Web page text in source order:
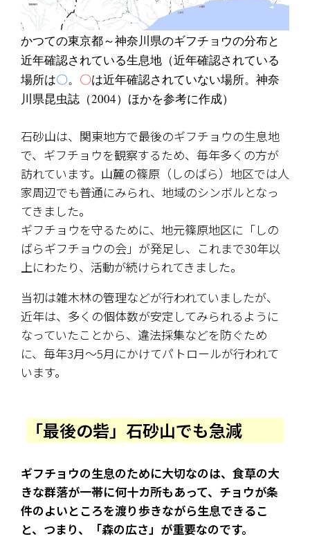
かつての東京都～神奈川県のギフチョウの分布と
近年確認されている生息地（近年確認されている
場所は〇。 〇は近年確認されていない場所。神奈
川県昆虫誌（2004）ほかを参考に作成）
石砂山は、関東地方で最後のギフチョウの生息地
で、ギフチョウを観察するため、毎年多くの方が
訪れています。山麓の篠原（しのばら）地区では人
家周辺でも普通にみられ、地域のシンボルとなっ
てきました。
ギフチョウを守るために、地元篠原地区に「しの
ばらギフチョウの会」が発足し、これまで30年以
上にわたり、活動が続けられてきました。
当初は雑木林の管理などが行われていましたが、
近年は、多くの個体数が安定してみられるように
なっていたことから、違法採集などを防ぐため
に、毎年3月〜5月にかけてパトロールが行われて
います。
「最後の砦」石砂山でも急減
ギフチョウの生息のために大切なのは、食草の大
きな群落が一帯に何十カ所もあって、チョウが条
件のよいところを渡り歩きながら生息できるこ
と、つまり、「森の広さ」が重要なのです。